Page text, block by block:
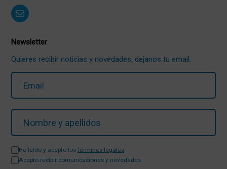
Newsletter
Quieres recibir noticias y novedades, dejanos tu email.
He leído y acepto los términos legales
Acepto recibir comunicaciones y novedades